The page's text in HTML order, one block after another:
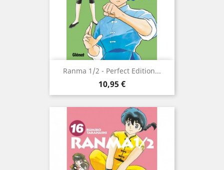
Ranma 1/2 - Perfect Edition...
Prix
10,95 €